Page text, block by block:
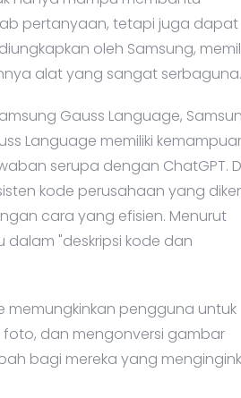
pertanyaan, tetapi juga dapat
oleh Samsung,
alat yang sangat serbaguna.
Gauss Language,
Language memiliki
serupa dengan ChatGPT.
kode perusahaan yang
cara yang efisien. Menurut
"deskripsi kode dan
memungkinkan pengguna untuk
dan mengonversi gambar
bagi mereka yang